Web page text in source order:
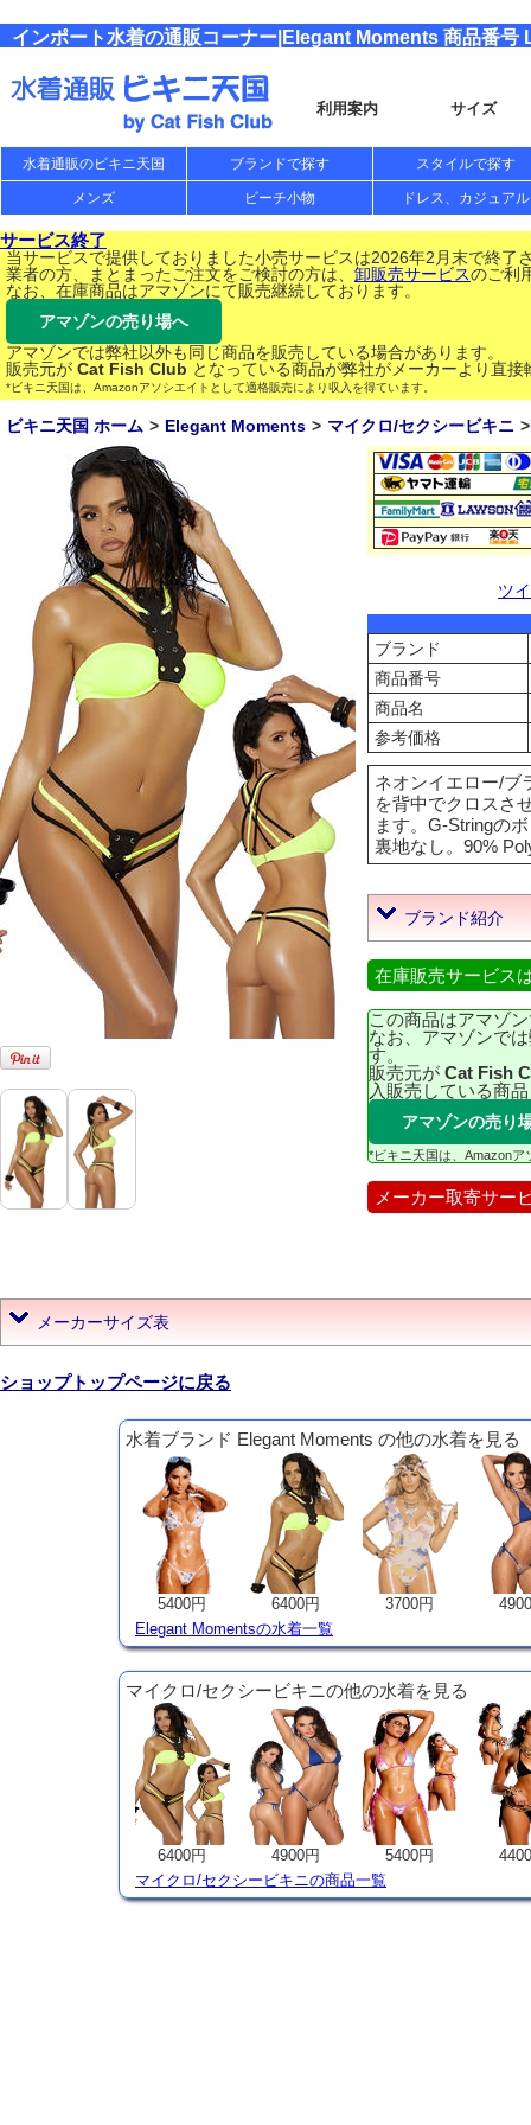
インポート水着の通販コーナー|Elegant Moments 商品番号
利用案内 サイズ
水着通販のビキニ天国 ブランドで探す スタイルで探す
メンズ ビーチ小物 ドレス、カジュアル
サービス終了
当サービスで提供しておりました小売サービスは2026年2月末で終了
業者の方、まとまったご注文をご検討の方は、 卸販売サービスのご利
なお、在庫商品はアマゾンにて販売継続しております。
アマゾンの売り場へ
アマゾンでは弊社以外も同じ商品を販売している場合があります。
販売元が Cat Fish Club となっている商品が弊社がメーカーより直
*ビキニ天国は、Amazonアソシエイトとして適格販売により収入を得ています。
ビキニ天国 ホーム Elegant Moments マイクロ/セクシービキニ
ツ
ブランド
商品番号
商品名
参考価格
ネオンイエロー/ブ
を背中でクロスさ
ます。G-Stringの
裏地なし。90%
ブランド紹介
在庫販売サービス
この商品はアマゾ
なお、アマゾンで
す。
販売元が Cat Fish
入販売している商
アマゾンの売り
*ビキニ天国は、Amazon
メーカー取寄サー
メーカーサイズ表
ショップトップページに戻る
水着ブランド Elegant Moments の他の水着を見る
5400円 6400円 3700円
Elegant Momentsの水着一覧
マイクロ/セクシービキニの他の水着を見る
6400円 4900円 5400円
マイクロ/セクシービキニの商品一覧